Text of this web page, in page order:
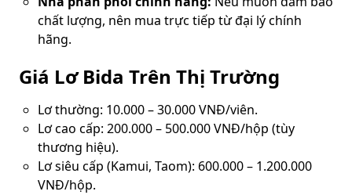
chất lượng, nên mua trực tiếp từ đại lý chính
hãng.
Giá Lơ Bida Trên Thị Trường
Lơ thường: 10.000 – 30.000 VNĐ/viên.
Lơ cao cấp: 200.000 – 500.000 VNĐ/hộp (tùy
thương hiệu).
Lơ siêu cấp (Kamui, Taom): 600.000 – 1.200.000
VNĐ/hộp.